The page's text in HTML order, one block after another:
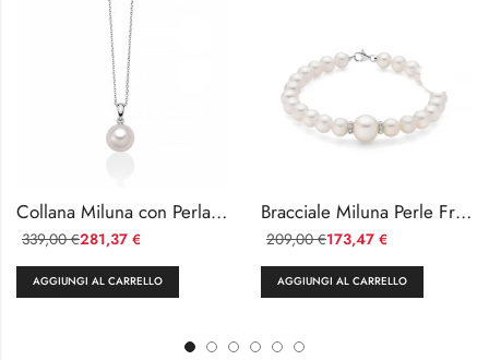
Collana Miluna con Perla e Diamanti
281,37 €
339,00€
AGGIUNGI AL CARRELLO
Bracciale Miluna Perle Fresh Water con Centrale Oro 18k Diamanti
173,47 €
209,00€
AGGIUNGI AL CARRELLO